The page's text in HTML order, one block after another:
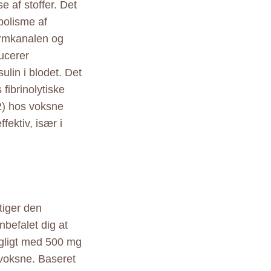
af stoffer. Det
af
og
i blodet. Det
fibrinolytiske
hos voksne
især i
den
dig at
med 500 mg
Baseret